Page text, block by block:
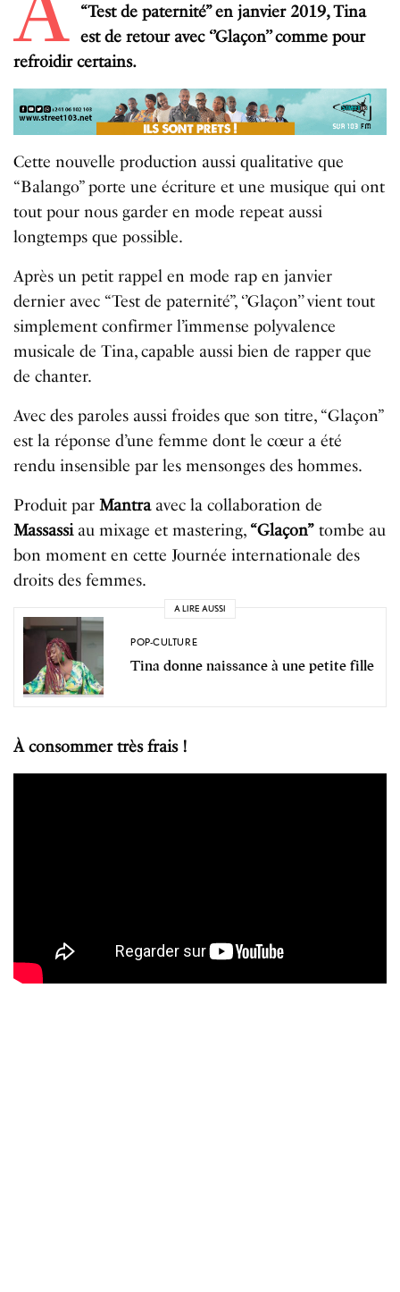
“Test de paternité” en janvier 2019, Tina
est de retour avec ‘’Glaçon’’ comme pour
refroidir certains.
Cette nouvelle production aussi qualitative que
“Balango” porte une écriture et une musique qui ont
tout pour nous garder en mode repeat aussi
longtemps que possible.
Après un petit rappel en mode rap en janvier
dernier avec “Test de paternité”, ‘’Glaçon’’ vient tout
simplement confirmer l’immense polyvalence
musicale de Tina, capable aussi bien de rapper que
de chanter.
Avec des paroles aussi froides que son titre, “Glaçon”
est la réponse d’une femme dont le cœur a été
rendu insensible par les mensonges des hommes.
Produit parMantraavec la collaboration de
Massassiau mixage et mastering, “Glaçon” tombe au
bon moment en cette Journée internationale des
droits des femmes.
A LIRE AUSSI
POP-CULTURE
Tina donne naissance à une petite fille
À consommer très frais !